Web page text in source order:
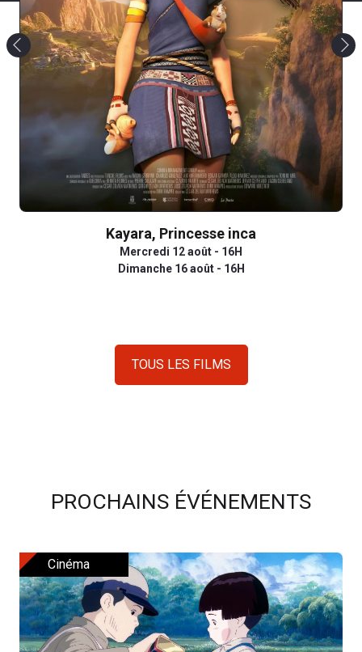
EN SAVOIR PLUS
Kayara, Princesse inca
Mercredi 12 août - 16H
Dimanche 16 août - 16H
TOUS LES FILMS
PROCHAINS ÉVÉNEMENTS
Cinéma